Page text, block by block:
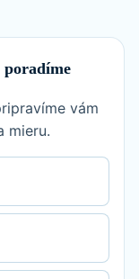
poradíme
vám
mieru.